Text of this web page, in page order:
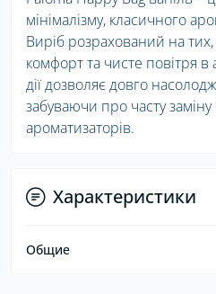
мінімалізму, класичного
Виріб розрахований на
комфорт та чисте повітря
дії дозволяє довго
забуваючи про часту
ароматизаторів.
Характеристики
Общие